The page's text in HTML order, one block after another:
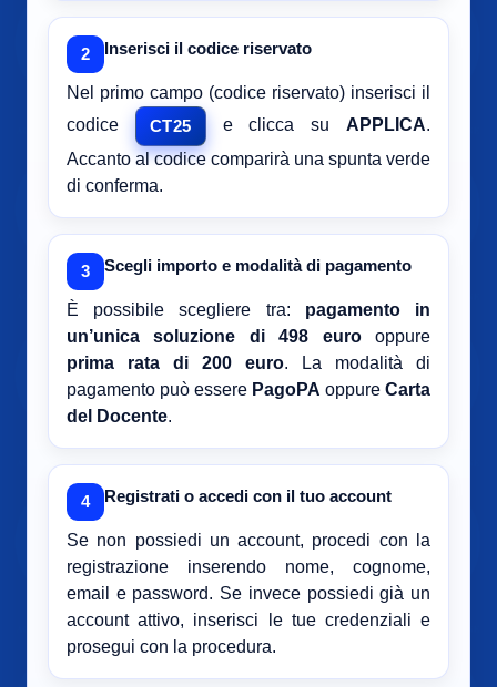
2 Inserisci il codice riservato
Nel primo campo (codice riservato) inserisci il
codice
CT25 e clicca suAPPLICA.
Accanto al codice comparirà una spunta verde
di conferma.
3 Scegli importo e modalità di pagamento
È possibile scegliere tra: pagamento in
un’unica soluzione di 498 eurooppure
prima rata di 200 euro. La modalità di
pagamento può essere PagoPA oppure Carta
del Docente.
4 Registrati o accedi con il tuo account
Se non possiedi un account, procedi con la
registrazione inserendo nome, cognome,
email e password. Se invece possiedi già un
account attivo, inserisci le tue credenziali e
prosegui con la procedura.